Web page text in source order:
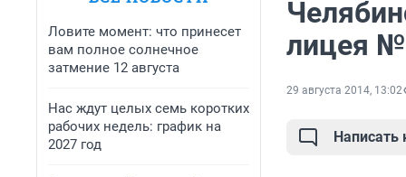
Ловите момент: что принесет
вам полное солнечное
затмение 12 августа
Нас ждут целых семь коротких
рабочих недель: график на
2027 год
лицея
29 августа 2014, 13:02
Написать